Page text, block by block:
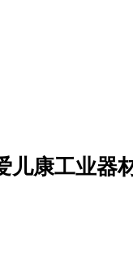
儿康工业器